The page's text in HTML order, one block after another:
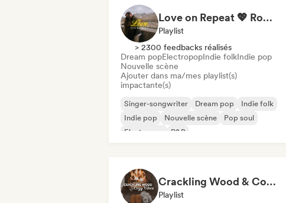
Love on Repeat 💖 Romantic Indie Pop, Neo Soul & Singer-Songwriter
Playlist
> 2300 feedbacks réalisés
Dream popElectropopIndie folkIndie pop
Nouvelle scène
Ajouter dans ma/mes playlist(s)
impactante(s)
Singer-songwriter Dream pop
Indie folk
Indie pop
Nouvelle scène
Pop soul
Electropop
R&B
Crackling Wood & Cozy Vibes 🔥 Singer-Songwriter, Dream Pop & Bedroom Pop
Playlist